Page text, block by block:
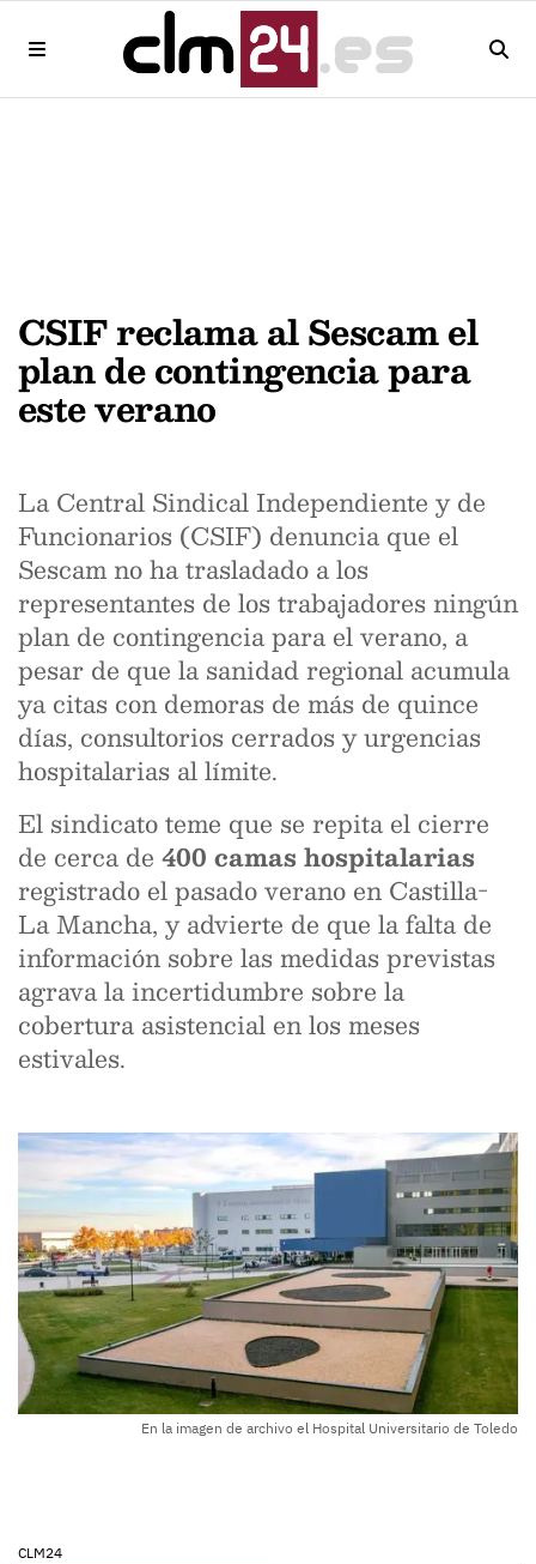
CSIF reclama al Sescam el
plan de contingencia para
este verano
La Central Sindical Independiente y de
Funcionarios (CSIF) denuncia que el
Sescam no ha trasladado a los
representantes de los trabajadores ningún
plan de contingencia para el verano, a
pesar de que la sanidad regional acumula
ya citas con demoras de más de quince
días, consultorios cerrados y urgencias
hospitalarias al límite.
El sindicato teme que se repita el cierre
de cerca de 400 camas hospitalarias
registrado el pasado verano en Castilla-
La Mancha, y advierte de que la falta de
información sobre las medidas previstas
agrava la incertidumbre sobre la
cobertura asistencial en los meses
estivales.
En la imagen de archivo el Hospital Universitario de Toledo
CLM24